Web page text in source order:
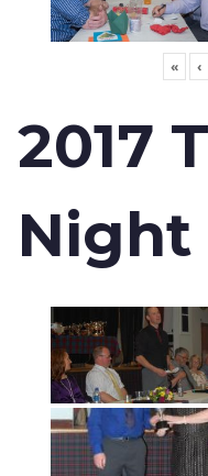
« ‹
2017
Night